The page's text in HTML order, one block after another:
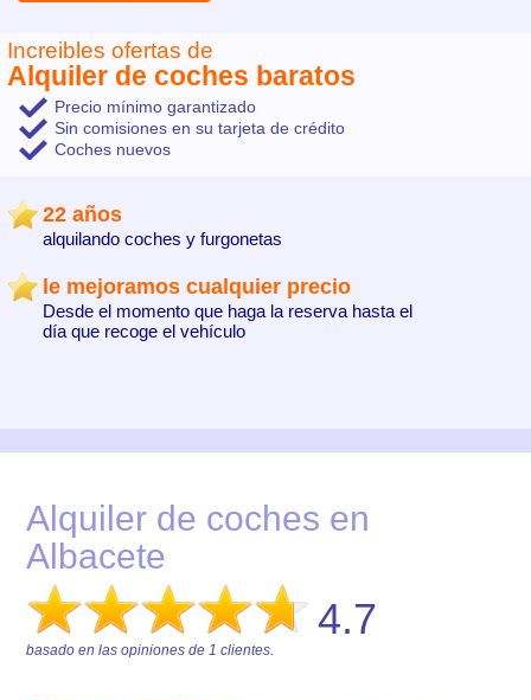
Alquiler de coches en
Albacete
4.7
basado en las opiniones de1 clientes.
Increibles ofertas de
Alquiler de coches baratos
Precio mínimo garantizado
Sin comisiones en su tarjeta de crédito
Coches nuevos
22 años
alquilando coches y furgonetas
le mejoramos cualquier precio
Desde el momento que haga la reserva hasta el
día que recoge el vehículo